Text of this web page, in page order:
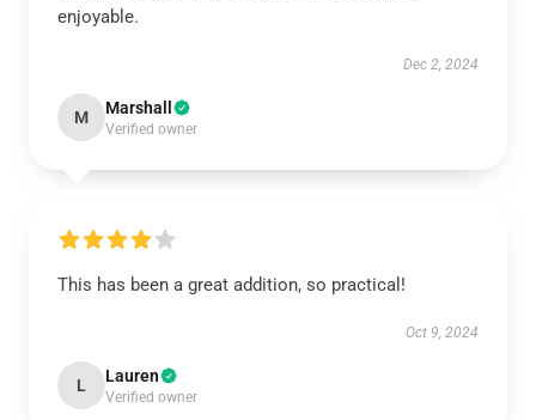
enjoyable.
Dec 2, 2024
M Marshall
Verified owner
This has been a great addition, so practical!
Oct 9, 2024
L Lauren
Verified owner